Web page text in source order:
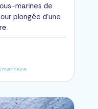
marines de
plongée d'une